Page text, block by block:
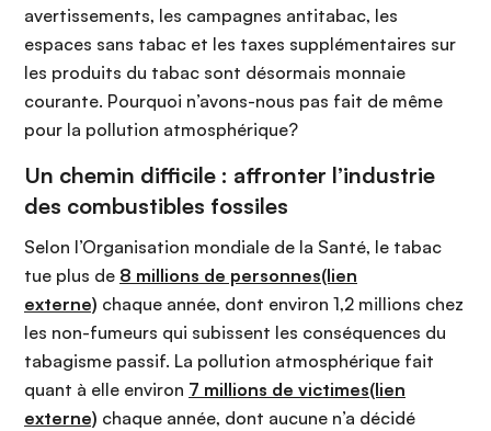
avertissements, les campagnes antitabac, les
espaces sans tabac et les taxes supplémentaires sur
les produits du tabac sont désormais monnaie
courante. Pourquoi n’avons-nous pas fait de même
pour la pollution atmosphérique?
Un chemin difficile : affronter l’industrie
des combustibles fossiles
Selon l’Organisation mondiale de la Santé, le tabac
tue plus de 8 millions de personnes(lien
externe) chaque année, dont environ 1,2 millions chez
les non-fumeurs qui subissent les conséquences du
tabagisme passif. La pollution atmosphérique fait
quant à elle environ 7 millions de victimes(lien
externe) chaque année, dont aucune n’a décidé